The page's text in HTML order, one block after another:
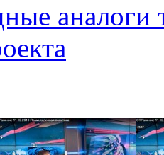
аналоги